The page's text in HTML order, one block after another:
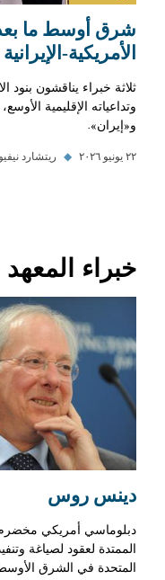
شرق أوسط ما
الأمريكية-
ثلاثة خبراء يناقشون بنود
وتداعياته الإقليمية
و«إيران».
٢٢ يونيو ٢٠٢٦ ◆ ريتشارد نيفيو
خبراء المعهد
دينس روس
دبلوماسي أمريكي
الممتدة لعقود لصياغة
المتحدة في الشرق